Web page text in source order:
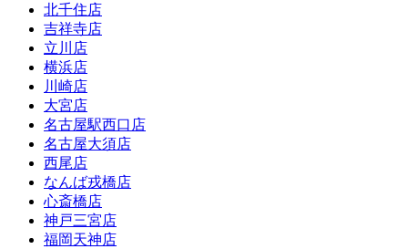
北千住店
吉祥寺店
立川店
横浜店
川崎店
大宮店
名古屋駅西口店
名古屋大須店
西尾店
なんば戎橋店
心斎橋店
神戸三宮店
福岡天神店